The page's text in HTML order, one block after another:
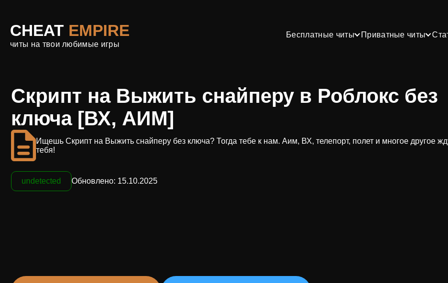
CHEAT EMPIRE
читы на твои любимые игры
Бесплатные читы Приватные читы
Скрипт на Выжить снайперу в Роблокс без
ключа [ВХ, АИМ]
Ищешь Cкрипт на Выжить снайперу без ключа? Тогда тебе к нам. Аим, ВХ, телепорт, полет и многое другое
тебя!
undetected Обновлено: 15.10.2025